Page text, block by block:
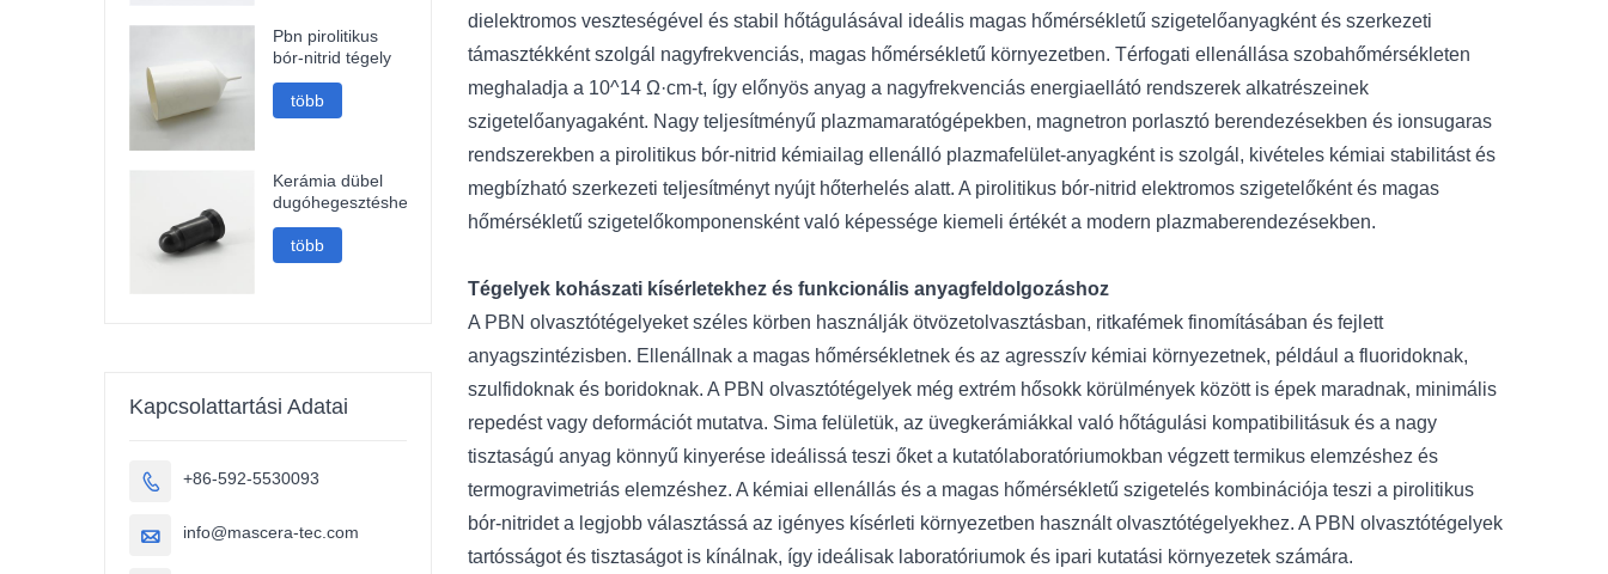
dielektromos veszteségével és stabil hőtágulásával ideális magas hőmérsékletű szigetelőanyagként és szerkezeti
támasztékként szolgál nagyfrekvenciás, magas hőmérsékletű környezetben. Térfogati ellenállása szobahőmérsékleten
meghaladja a 10^14 Ω·cm-t, így előnyös anyag a nagyfrekvenciás energiaellátó rendszerek alkatrészeinek
szigetelőanyagaként. Nagy teljesítményű plazmamaratógépekben, magnetron porlasztó berendezésekben és ionsugaras
rendszerekben a pirolitikus bór-nitrid kémiailag ellenálló plazmafelület-anyagként is szolgál, kivételes kémiai stabilitást és
megbízható szerkezeti teljesítményt nyújt hőterhelés alatt. A pirolitikus bór-nitrid elektromos szigetelőként és magas
hőmérsékletű szigetelőkomponensként való képessége kiemeli értékét a modern plazmaberendezésekben.
Tégelyek kohászati ​​kísérletekhez és funkcionális anyagfeldolgozáshoz
A PBN olvasztótégelyeket széles körben használják ötvözetolvasztásban, ritkafémek finomításában és fejlett
anyagszintézisben. Ellenállnak a magas hőmérsékletnek és az agresszív kémiai környezetnek, például a fluoridoknak,
szulfidoknak és boridoknak. A PBN olvasztótégelyek még extrém hősokk körülmények között is épek maradnak, minimális
repedést vagy deformációt mutatva. Sima felületük, az üvegkerámiákkal való hőtágulási kompatibilitásuk és a nagy
tisztaságú anyag könnyű kinyerése ideálissá teszi őket a kutatólaboratóriumokban végzett termikus elemzéshez és
termogravimetriás elemzéshez. A kémiai ellenállás és a magas hőmérsékletű szigetelés kombinációja teszi a pirolitikus
bór-nitridet a legjobb választássá az igényes kísérleti környezetben használt olvasztótégelyekhez. A PBN olvasztótégelyek
tartósságot és tisztaságot is kínálnak, így ideálisak laboratóriumok és ipari kutatási környezetek számára.
Pbn pirolitikus
bór-nitrid tégely
több
Kerámia dübel
dugóhegesztéshez
több
Kapcsolattartási Adatai
 +86-592-5530093
 info@mascera-tec.com